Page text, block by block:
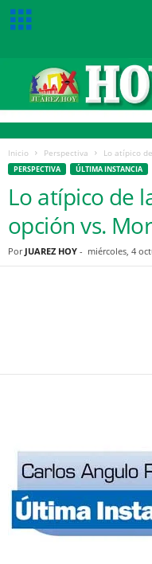
Inicio Perspectiva Lo atípico
PERSPECTIVA ÚLTIMA INSTANCIA
Lo atípico de
opción vs.
Por JUAREZ HOY - miércoles, 4